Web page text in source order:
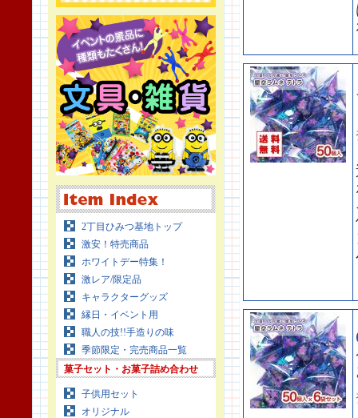
2丁目ひみつ基地トップ
激安！特売商品
ホワイトデー特集！
激レア/限定品
キャラクターグッズ
縁日・イベント用
職人の技!!手造りの味
季節限定・完売商品一覧
菓子セット・お菓子詰め合わせ
子供用セット
オリジナル